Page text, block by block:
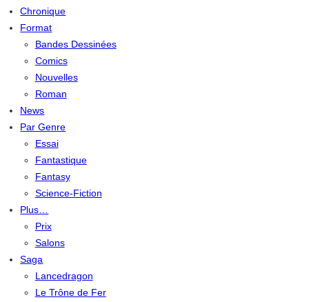
Chronique
Format
Bandes Dessinées
Comics
Nouvelles
Roman
News
Par Genre
Essai
Fantastique
Fantasy
Science-Fiction
Plus…
Prix
Salons
Saga
Lancedragon
Le Trône de Fer